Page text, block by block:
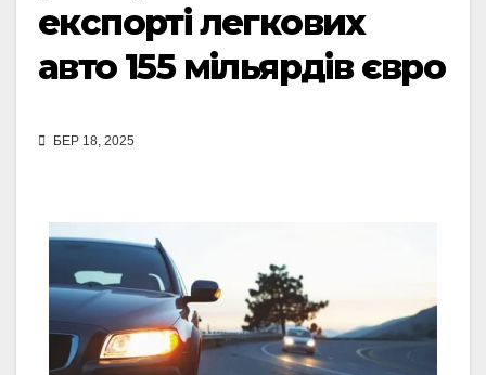
експорті легкових
авто 155 мільярдів євро
БЕР 18, 2025